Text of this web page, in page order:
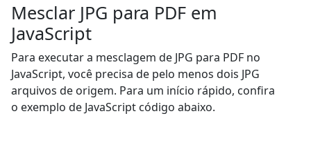
Mesclar JPG para PDF em
JavaScript
Para executar a mesclagem de JPG para PDF no
JavaScript, você precisa de pelo menos dois JPG
arquivos de origem. Para um início rápido, confira
o exemplo de JavaScript código abaixo.